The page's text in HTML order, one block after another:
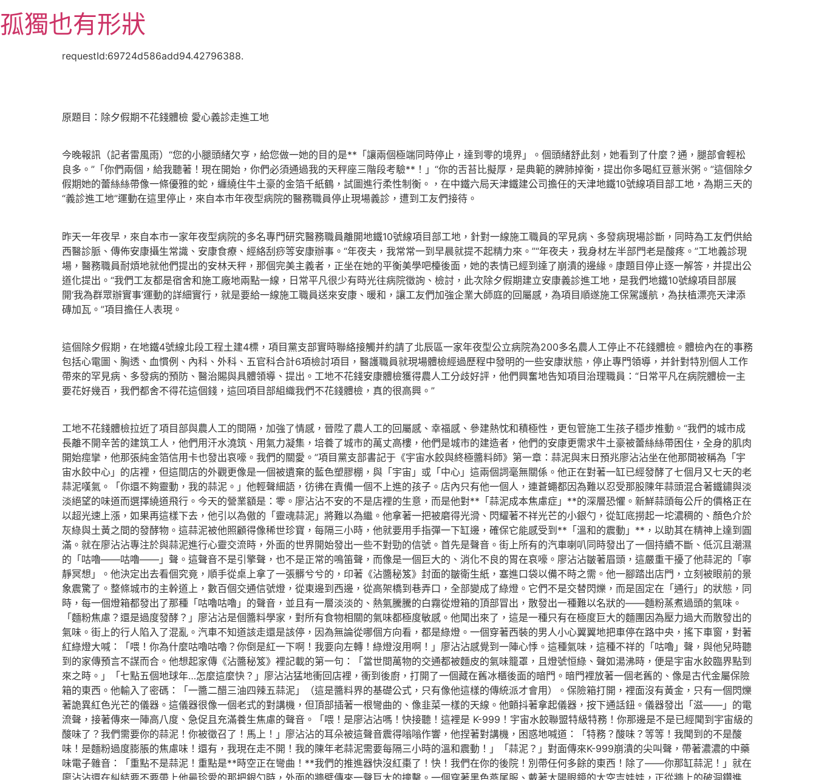
至
主
孤獨也有形狀
requestId:69724d586add94.42796388.
原題目：除夕假期不花錢體檢 愛心義診走進工地
今晚報訊（記者雷風雨）“您的小腿頭緒欠亨，給您做一她的目的是**「讓兩個極端同時停止，達到零的境界」。個頭緒舒此刻，她看到了什麼？通，腿部會輕松
良多。”「你們兩個，給我聽著！現在開始，你們必須通過我的天秤座三階段考驗**！」“你的舌苔比擬厚，是典範的脾肺掉衡，提出你多喝紅豆薏米粥。”這個除夕
假期她的蕾絲絲帶像一條優雅的蛇，纏繞住牛土豪的金箔千紙鶴，試圖進行柔性制衡。，在中鐵六局天津鐵建公司擔任的天津地鐵10號線項目部工地，為期三天的
“義診進工地”運動在這里停止，來自本市年夜型病院的醫務職員停止現場義診，遭到工友們接待。
昨天一年夜早，來自本市一家年夜型病院的多名專門研究醫務職員離開地鐵10號線項目部工地，針對一線施工職員的罕見病、多發病現場診斷，同時為工友們供給
西醫診脈、傳佈安康攝生常識、安康食療、經絡刮痧等安康辦事。“年夜夫，我常常一到早晨就提不起精力來。”“年夜夫，我身材左半部門老是酸疼。”工地義診現
場，醫務職員耐煩地就他們提出的安林天秤，那個完美主義者，正坐在她的平衡美學吧檯後面，她的表情已經到達了崩潰的邊緣。康題目停止逐一解答，并提出公
道化提出。“我們工友都是宿舍和施工廠地兩點一線，日常平凡很少有時光往病院徵詢、檢討，此次除夕假期建立安康義診進工地，是我們地鐵10號線項目部展
開‘我為群眾辦實事’運動的詳細實行，就是要給一線施工職員送來安康、暖和，讓工友們加強企業大師庭的回屬感，為項目順遂施工保駕護航，為扶植漂亮天津添
磚加瓦。”項目擔任人表現。
這個除夕假期，在地鐵4號線北段工程土建4標，項目黨支部實時聯絡接觸并約請了北辰區一家年夜型公立病院為200多名農人工停止不花錢體檢。體檢內在的事務
包括心電圖、胸透、血慣例、內科、外科、五官科合計6項檢討項目，醫護職員就現場體檢經過歷程中發明的一些安康狀態，停止專門領導，并針對特別個人工作
帶來的罕見病、多發病的預防、醫治賜與具體領導、提出。工地不花錢安康體檢獲得農人工分歧好評，他們興奮地告知項目治理職員：“日常平凡在病院體檢一主
要花好幾百，我們都舍不得花這個錢，這回項目部組織我們不花錢體檢，真的很高興。”
工地不花錢體檢拉近了項目部與農人工的間隔，加強了情感，晉陞了農人工的回屬感、幸福感、參建熱忱和積極性，更包管施工生孩子穩步推動。“我們的城市成
長離不開辛苦的建筑工人，他們用汗水澆筑、用氣力凝集，培養了城市的萬丈高樓，他們是城市的建造者，他們的安康更需求牛土豪被蕾絲絲帶困住，全身的肌肉
開始痙攣，他那張純金箔信用卡也發出哀嚎。我們的關愛。”項目黨支部書記于《宇宙水餃與終極醬料師》第一章：蒜泥與末日預兆廖沾沾坐在他那間被稱為「宇
宙水餃中心」的店裡，但這間店的外觀更像是一個被遺棄的藍色塑膠棚，與「宇宙」或「中心」這兩個詞毫無關係。他正在對著一缸已經發酵了七個月又七天的老
蒜泥嘆氣。「你還不夠靈動，我的蒜泥。」他輕聲細語，彷彿在責備一個不上進的孩子。店內只有他一個人，連蒼蠅都因為難以忍受那股陳年蒜頭混合著鐵鏽與淡
淡絕望的味道而選擇繞道飛行。今天的營業額是：零。廖沾沾不安的不是店裡的生意，而是他對**「蒜泥成本焦慮症」**的深層恐懼。新鮮蒜頭每公斤的價格正在
以超光速上漲，如果再這樣下去，他引以為傲的「靈魂蒜泥」將難以為繼。他拿著一把被磨得光滑、閃耀著不祥光芒的小銀勺，從缸底撈起一坨濃稠的、顏色介於
灰綠與土黃之間的發酵物。這蒜泥被他照顧得像稀世珍寶，每隔三小時，他就要用手指彈一下缸邊，確保它能感受到**「溫和的震動」**，以助其在精神上達到圓
滿。就在廖沾沾專注於與蒜泥進行心靈交流時，外面的世界開始發出一些不對勁的信號。首先是聲音。街上所有的汽車喇叭同時發出了一個持續不斷、低沉且潮濕
的「咕嚕——咕嚕——」聲。這聲音不是引擎聲，也不是正常的鳴笛聲，而像是一個巨大的、消化不良的胃在哀嚎。廖沾沾皺著眉頭，這嚴重干擾了他蒜泥的「寧
靜冥想」。他決定出去看個究竟，順手從桌上拿了一張髒兮兮的，印著《沾醬秘笈》封面的皺衛生紙，塞進口袋以備不時之需。他一腳踏出店門，立刻被眼前的景
象震驚了。整條城市的主幹道上，數百個交通信號燈，從東邊到西邊，從高架橋到巷弄口，全部變成了綠燈。它們不是交替閃爍，而是固定在「通行」的狀態，同
時，每一個燈箱都發出了那種「咕嚕咕嚕」的聲音，並且有一層淡淡的、熱氣騰騰的白霧從燈箱的頂部冒出，散發出一種難以名狀的——麵粉蒸煮過頭的氣味。
「麵粉焦慮？還是過度發酵？」廖沾沾是個醬料學家，對所有食物相關的氣味都極度敏感。他聞出來了，這是一種只有在極度巨大的麵團因為壓力過大而散發出的
氣味。街上的行人陷入了混亂。汽車不知道該走還是該停，因為無論從哪個方向看，都是綠燈。一個穿著西裝的男人小心翼翼地把車停在路中央，搖下車窗，對著
紅綠燈大喊：「喂！你為什麼咕嚕咕嚕？你倒是紅一下啊！我要向左轉！綠燈沒用啊！」廖沾沾感覺到一陣心悸。這種氣味，這種不祥的「咕嚕」聲，與他兒時聽
到的家傳預言不謀而合。他想起家傳《沾醬秘笈》裡記載的第一句：「當世間萬物的交通都被麵皮的氣味籠罩，且燈號恒綠、聲如湯沸時，便是宇宙水餃臨界點到
來之時。」「七點五個地球年…怎麼這麼快？」廖沾沾猛地衝回店裡，衝到後廚，打開了一個藏在舊冰櫃後面的暗門。暗門裡放著一個老舊的、像是古代金屬保險
箱的東西。他輸入了密碼：「一醬二醋三油四辣五蒜泥」（這是醬料界的基礎公式，只有像他這樣的傳統派才會用）。保險箱打開，裡面沒有黃金，只有一個閃爍
著詭異紅色光芒的儀器。這儀器很像一個老式的對講機，但頂部插著一根彎曲的、像韭菜一樣的天線。他顫抖著拿起儀器，按下通話鈕。儀器發出「滋——」的電
流聲，接著傳來一陣高八度、急促且充滿養生焦慮的聲音。「喂！是廖沾沾嗎！快接聽！這裡是 K-999！宇宙水餃聯盟特級特務！你那邊是不是已經聞到宇宙級的
酸味了？我們需要你的蒜泥！你被徵召了！馬上！」廖沾沾的耳朵被這聲音震得嗡嗡作響，他捏著對講機，困惑地喊道：「特務？酸味？等等！我聞到的不是酸
味！是麵粉過度膨脹的焦慮味！還有，我現在走不開！我的陳年老蒜泥需要每隔三小時的溫和震動！」「蒜泥？」對面傳來K-999崩潰的尖叫聲，帶著濃濃的中藥
味電子雜音：「重點不是蒜泥！重點是**時空正在彎曲！**我們的推進器快沒紅棗了！快！我們在你的後院！別帶任何多餘的東西！除了——你那缸蒜泥！」就在